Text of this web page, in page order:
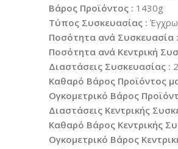
Βάρος Προϊόντος : 1430g
Τύπος Συσκευασίας :
Ποσότητα ανά Συσκευασία :
Ποσότητα ανά Κεντρική
Διαστάσεις Συσκευασίας :
Καθαρό Βάρος Προϊόντος
Ογκομετρικό Βάρος
Διαστάσεις Κεντρικής
Καθαρό Βάρος Κεντρικής
Ογκομετρικό Βάρος